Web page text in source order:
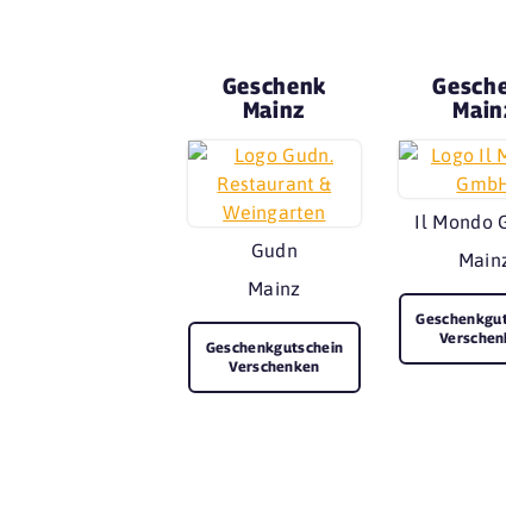
Geschenk
Mainz
Gudn
Mainz
Geschenkgutschein
Verschenken
Il Mondo